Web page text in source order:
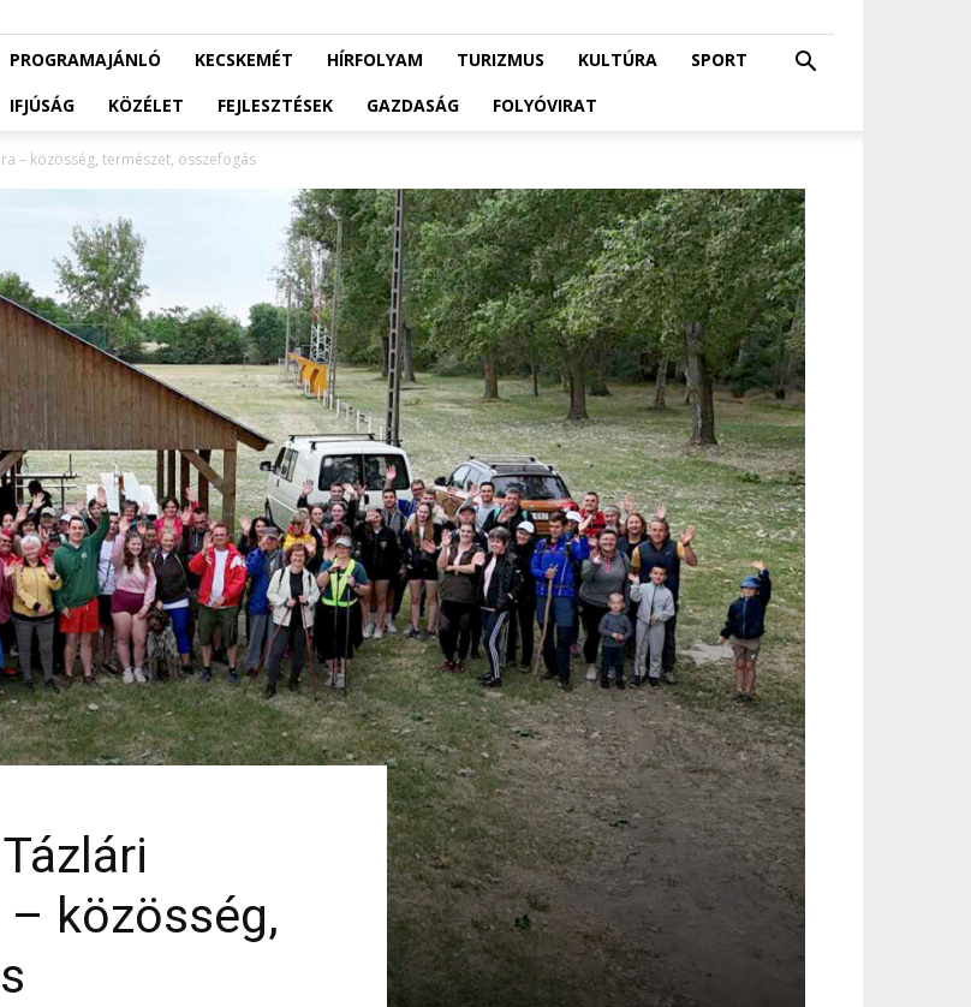
PROGRAMAJÁNLÓ KECSKEMÉT HÍRFOLYAM TURIZMUS KULTÚRA
SPORT
IFJÚSÁG
KÖZÉLET FEJLESZTÉSEK GAZDASÁG FOLYÓVIRAT
– közösség, természet, összefogás
– közösség,